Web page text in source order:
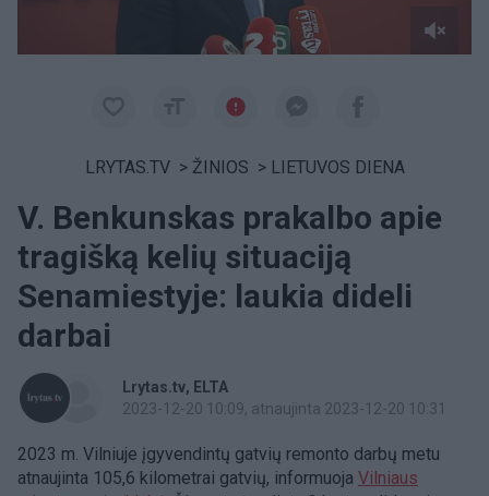
LRYTAS.TV > ŽINIOS > LIETUVOS DIENA
V. Benkunskas prakalbo apie
tragišką kelių situaciją
Senamiestyje: laukia dideli
darbai
Lrytas.tv
ELTA
2023-12-20 10:09, atnaujinta 2023-12-20 10:31
2023 m. Vilniuje įgyvendintų gatvių remonto darbų metu
atnaujinta 105,6 kilometrai gatvių, informuoja Vilniaus